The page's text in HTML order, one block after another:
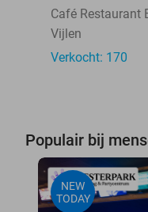
Café Restaurant
Vijlen
Verkocht: 170
Populair bij
NEW
TODAY